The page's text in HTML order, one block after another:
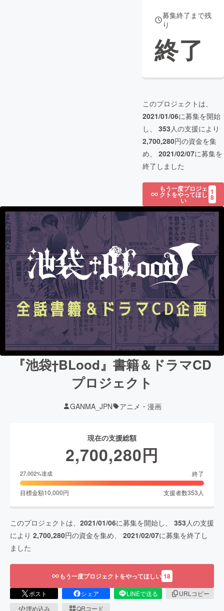
募集終了まで残
り
終了
このプロジェクトは、
2021/01/06に募集を開始
し、 353人の支援により
2,700,280円の資金を集
め、 2021/02/07に募集を
終了しました
もう一度プロジェ
クトをやってほし
い
1
8
『池袋†BLood』書籍＆ドラマCD
プロジェクト
GANMA_JPN アニメ・漫画
現在の支援総額
2,700,280円
27,002%達成 終了
目標金額10,000円 支援者数353 人
このプロジェクトは、 2021/01/06に募集を開始し、 353 人の支援
により 2,700,280円の資金を集め、 2021/02/07に募集を終了し
ました
もう一度プロジェクトをやってほしい 18
ポスト シェア LINEで送る
URLコピー
埋め込み
QRコード